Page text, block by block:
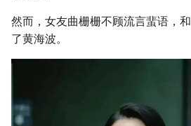
a
r
然而，女友曲栅栅不顾流言蜚语，
了黄海波。